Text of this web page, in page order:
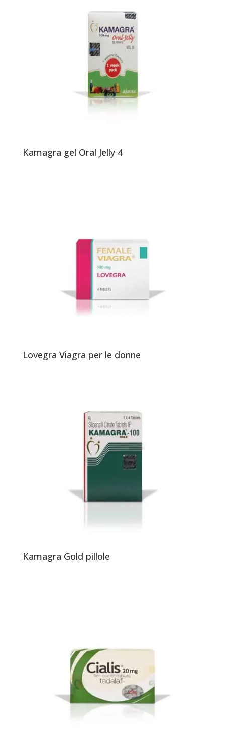
Kamagra gel Oral Jelly 4
Lovegra Viagra per le donne
Kamagra Gold pillole